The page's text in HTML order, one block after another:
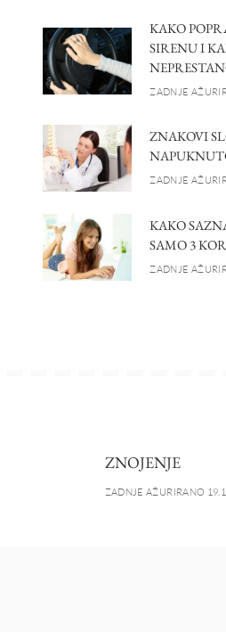
KAKO
SIRENU I
ZADNJE
ZNAKOVI
ZADNJE
KAKO
SAMO 3
ZADNJE
ZNOJENJE
ZADNJE AŽURIRANO